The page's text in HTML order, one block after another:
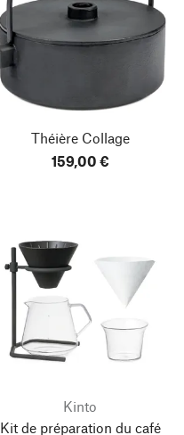
Théière Collage
159,00 €
Kinto
Kit de préparation du café